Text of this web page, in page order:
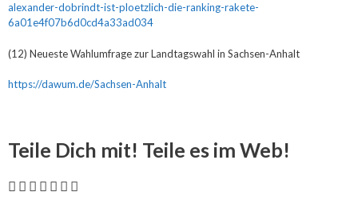
alexander-dobrindt-ist-ploetzlich-die-ranking-rakete-
6a01e4f07b6d0cd4a33ad034
(12) Neueste Wahlumfrage zur Landtagswahl in Sachsen-Anhalt
https://dawum.de/Sachsen-Anhalt
Teile Dich mit! Teile es im Web!